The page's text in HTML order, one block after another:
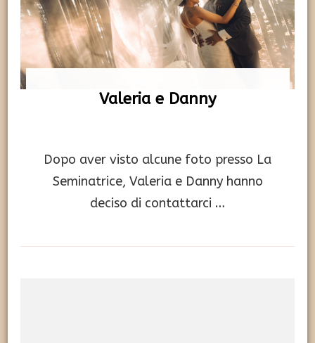
Valeria e Danny
Dopo aver visto alcune foto presso La
Seminatrice, Valeria e Danny hanno
deciso di contattarci …